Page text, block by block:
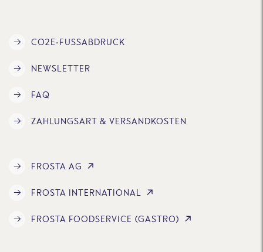
CO2E-FUSSABDRUCK
NEWSLETTER
FAQ
ZAHLUNGSART & VERSANDKOSTEN
FROSTA AG
FROSTA INTERNATIONAL
FROSTA FOODSERVICE (GASTRO)